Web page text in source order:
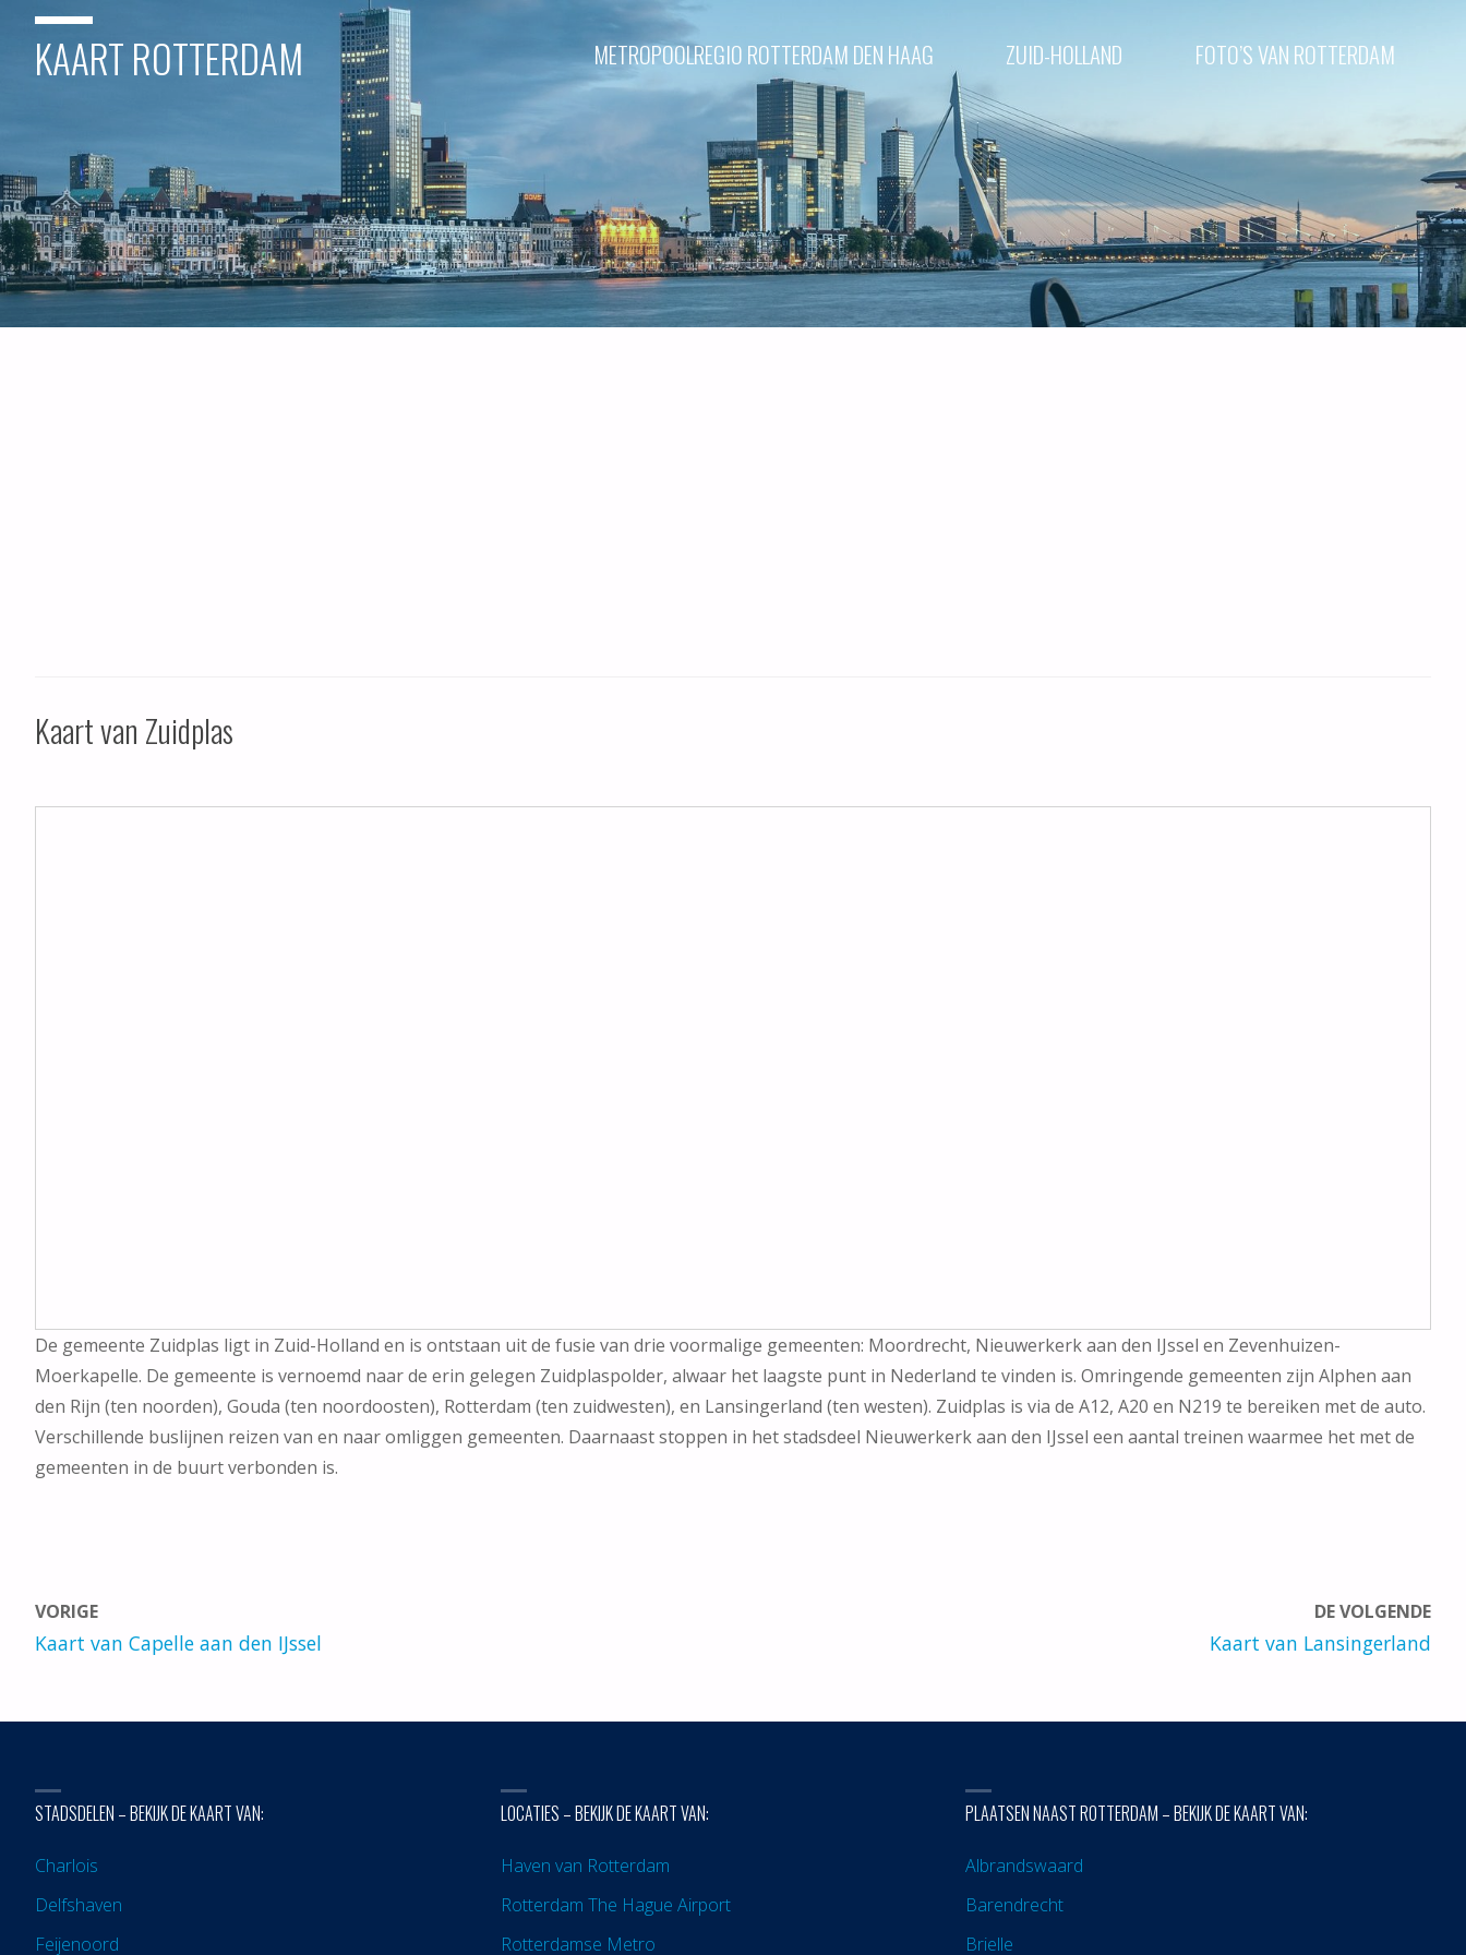
KAART ROTTERDAM
to
content
METROPOOLREGIO ROTTERDAM DEN HAAG ZUID-HOLLAND FOTO’S VAN ROTTERDAM
Kaart van Zuidplas
De gemeente Zuidplas ligt in Zuid-Holland en is ontstaan uit de fusie van drie voormalige gemeenten: Moordrecht, Nieuwerkerk aan den IJssel en Zevenhuizen-
Moerkapelle. De gemeente is vernoemd naar de erin gelegen Zuidplaspolder, alwaar het laagste punt in Nederland te vinden is. Omringende gemeenten zijn Alphen aan
den Rijn (ten noorden), Gouda (ten noordoosten), Rotterdam (ten zuidwesten), en Lansingerland (ten westen). Zuidplas is via de A12, A20 en N219 te bereiken met de auto.
Verschillende buslijnen reizen van en naar omliggen gemeenten. Daarnaast stoppen in het stadsdeel Nieuwerkerk aan den IJssel een aantal treinen waarmee het met de
gemeenten in de buurt verbonden is.
VORIGE
Kaart van Capelle aan den IJssel
DE VOLGENDE
Kaart van Lansingerland
STADSDELEN – BEKIJK DE KAART VAN:
Charlois
Delfshaven
Feijenoord
LOCATIES – BEKIJK DE KAART VAN:
Haven van Rotterdam
Rotterdam The Hague Airport
Rotterdamse Metro
PLAATSEN NAAST ROTTERDAM – BEKIJK DE KAART VAN:
Albrandswaard
Barendrecht
Brielle